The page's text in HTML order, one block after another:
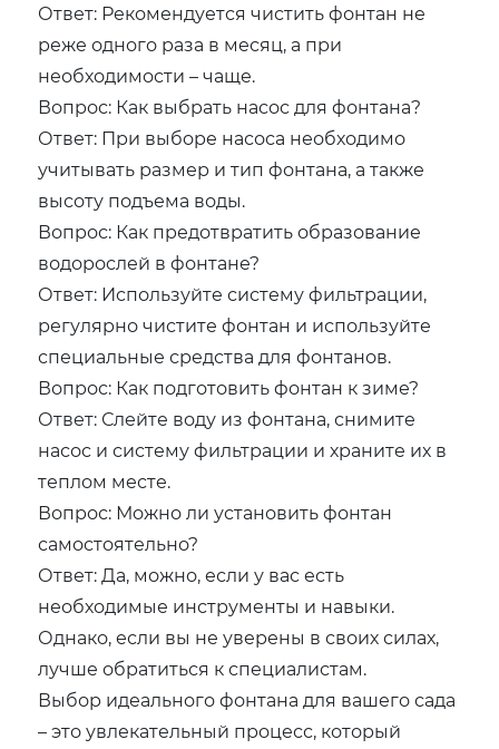
Ответ: Рекомендуется чистить фонтан не
реже одного раза в месяц‚ а при
необходимости – чаще.
Вопрос: Как выбрать насос для фонтана?
Ответ: При выборе насоса необходимо
учитывать размер и тип фонтана‚ а также
высоту подъема воды.
Вопрос: Как предотвратить образование
водорослей в фонтане?
Ответ: Используйте систему фильтрации‚
регулярно чистите фонтан и используйте
специальные средства для фонтанов.
Вопрос: Как подготовить фонтан к зиме?
Ответ: Слейте воду из фонтана‚ снимите
насос и систему фильтрации и храните их в
теплом месте.
Вопрос: Можно ли установить фонтан
самостоятельно?
Ответ: Да‚ можно‚ если у вас есть
необходимые инструменты и навыки.
Однако‚ если вы не уверены в своих силах‚
лучше обратиться к специалистам.
Выбор идеального фонтана для вашего сада
– это увлекательный процесс‚ который